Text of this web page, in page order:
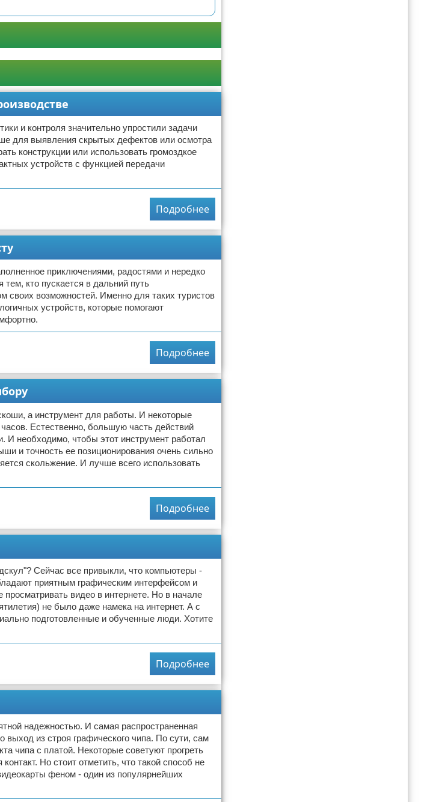
и контроля значительно упростили задачи
для выявления скрытых дефектов или осмотра
конструкции или использовать громоздкое
устройств с функцией передачи
Подробнее
приключениями, радостями и нередко
кто пускается в дальний путь
своих возможностей. Именно для таких туристов
устройств, которые помогают
Подробнее
а инструмент для работы. И некоторые
Естественно, большую часть действий
необходимо, чтобы этот инструмент работал
и точность ее позиционирования очень сильно
скольжение. И лучше всего использовать
Подробнее
Сейчас все привыкли, что компьютеры -
приятным графическим интерфейсом и
видео в интернете. Но в начале
не было даже намека на интернет. А с
подготовленные и обученные люди. Хотите
Подробнее
надежностью. И самая распространенная
из строя графического чипа. По сути, сам
чипа с платой. Некоторые советуют прогреть
Но стоит отметить, что такой способ не
феном - один из популярнейших